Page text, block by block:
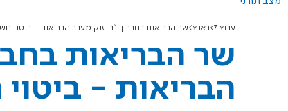
ערוץ 7 בארץ שר הבריאות בחברון: "חיזוק מערך הבריאות - ביטוי
שר הבריאות
הבריאות -